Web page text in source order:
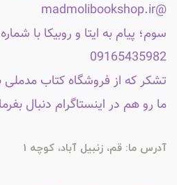
@madmolibookshop.ir
سوم؛ پیام به ایتا و روبیکا با
09165435982
تشکر که از فروشگاه کتاب مدملی
ما رو هم در اینستاگرام دنبال
آدرس ما: قم، زنبیل آباد، کوچه 1